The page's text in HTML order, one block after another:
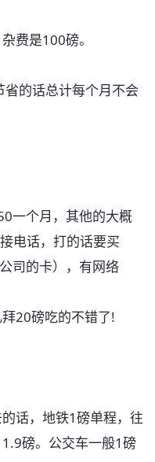
费是100磅。
的话总计每个月不会
个月，其他的大概
电话，打的话要买
司的卡），有网络
20磅吃的不错了!
话，地铁1磅单程，往
磅。公交车一般1磅